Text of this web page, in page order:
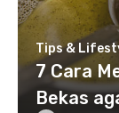
Tips &
7 Cara
Bekas